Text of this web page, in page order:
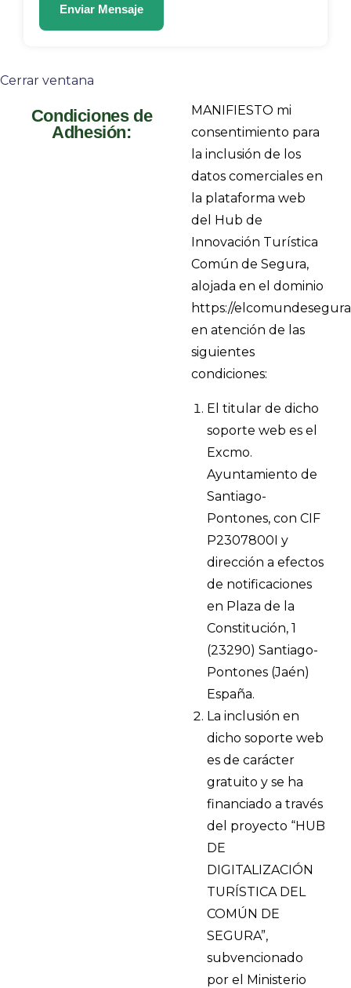
Cerrar ventana
Condiciones de
Adhesión:
MANIFIESTO mi
consentimiento para
la inclusión de los
datos comerciales en
la plataforma web
del Hub de
Innovación Turística
Común de Segura,
alojada en el dominio
https://
en atención de las
siguientes
condiciones:
El titular de dicho
soporte web es el
Excmo.
Ayuntamiento de
Santiago-
Pontones, con CIF
P2307800I y
dirección a efectos
de notificaciones
en Plaza de la
Constitución, 1
(23290) Santiago-
Pontones (Jaén)
España.
La inclusión en
dicho soporte web
es de carácter
gratuito y se ha
financiado a través
del proyecto “HUB
DE
DIGITALIZACIÓN
TURÍSTICA DEL
COMÚN DE
SEGURA”,
subvencionado
por el Ministerio